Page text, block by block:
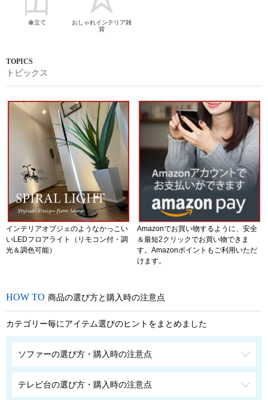
傘立て
おしゃれインテリア雑
貨
トピックス
インテリアオブジェのようなかっこい
いLEDフロアライト（リモコン付・調
光＆調色可能）
Amazonでお買い物するように、安全
＆最短2クリックでお買い物できま
す。Amazonポイントもご利用いただ
けます。
商品の選び方と購入時の注意点
カテゴリー毎にアイテム選びのヒントをまとめました
ソファーの選び方・購入時の注意点
テレビ台の選び方・購入時の注意点